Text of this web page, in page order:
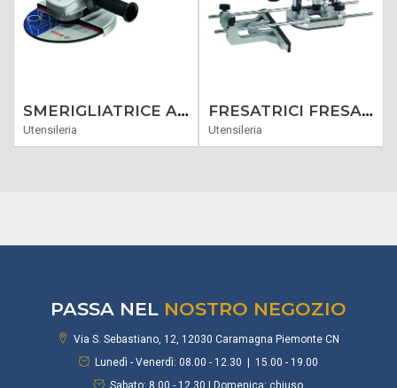
SMERIGLIATRICE ANGOLARE BOSCH GWS 20-230 JH PROFESSIONALE DISCO 230 MM
Utensileria
FRESATRICI FRESA FRESATRICE VIGOR VFR 22 1500 WATT
Utensileria
PASSA NEL NOSTRO NEGOZIO
Via S. Sebastiano, 12, 12030 Caramagna Piemonte CN
Lunedì - Venerdì: 08.00 - 12.30 | 15.00 - 19.00
Sabato: 8.00 - 12.30 | Domenica: chiuso